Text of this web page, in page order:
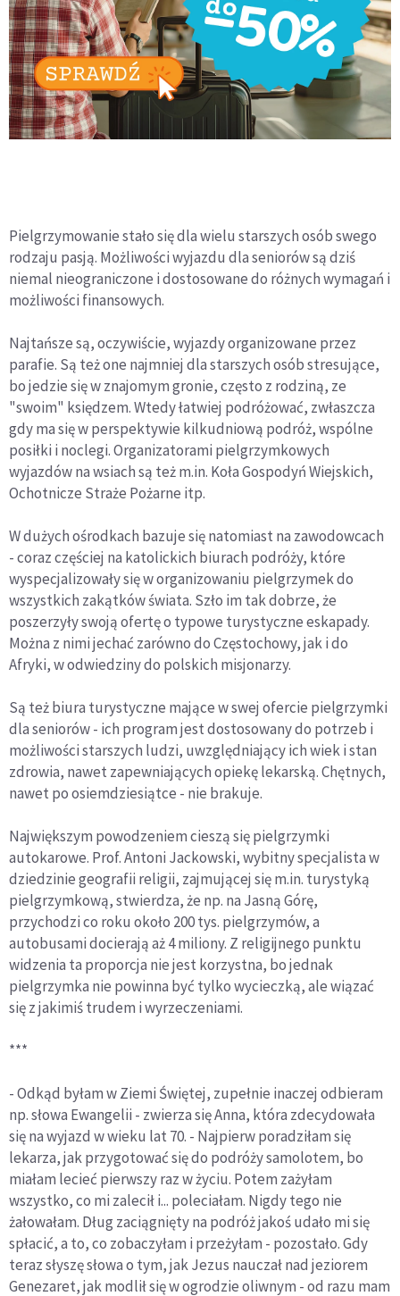
Pielgrzymowanie stało się dla wielu starszych osób swego
rodzaju pasją. Możliwości wyjazdu dla seniorów są dziś
niemal nieograniczone i dostosowane do różnych wymagań i
możliwości finansowych.
Najtańsze są, oczywiście, wyjazdy organizowane przez
parafie. Są też one najmniej dla starszych osób stresujące,
bo jedzie się w znajomym gronie, często z rodziną, ze
"swoim" księdzem. Wtedy łatwiej podróżować, zwłaszcza
gdy ma się w perspektywie kilkudniową podróż, wspólne
posiłki i noclegi. Organizatorami pielgrzymkowych
wyjazdów na wsiach są też m.in. Koła Gospodyń Wiejskich,
Ochotnicze Straże Pożarne itp.
W dużych ośrodkach bazuje się natomiast na zawodowcach
- coraz częściej na katolickich biurach podróży, które
wyspecjalizowały się w organizowaniu pielgrzymek do
wszystkich zakątków świata. Szło im tak dobrze, że
poszerzyły swoją ofertę o typowe turystyczne eskapady.
Można z nimi jechać zarówno do Częstochowy, jak i do
Afryki, w odwiedziny do polskich misjonarzy.
Są też biura turystyczne mające w swej ofercie pielgrzymki
dla seniorów - ich program jest dostosowany do potrzeb i
możliwości starszych ludzi, uwzględniający ich wiek i stan
zdrowia, nawet zapewniających opiekę lekarską. Chętnych,
nawet po osiemdziesiątce - nie brakuje.
Największym powodzeniem cieszą się pielgrzymki
autokarowe. Prof. Antoni Jackowski, wybitny specjalista w
dziedzinie geografii religii, zajmującej się m.in. turystyką
pielgrzymkową, stwierdza, że np. na Jasną Górę,
przychodzi co roku około 200 tys. pielgrzymów, a
autobusami docierają aż 4 miliony. Z religijnego punktu
widzenia ta proporcja nie jest korzystna, bo jednak
pielgrzymka nie powinna być tylko wycieczką, ale wiązać
się z jakimiś trudem i wyrzeczeniami.
***
- Odkąd byłam w Ziemi Świętej, zupełnie inaczej odbieram
np. słowa Ewangelii - zwierza się Anna, która zdecydowała
się na wyjazd w wieku lat 70. - Najpierw poradziłam się
lekarza, jak przygotować się do podróży samolotem, bo
miałam lecieć pierwszy raz w życiu. Potem zażyłam
wszystko, co mi zalecił i... poleciałam. Nigdy tego nie
żałowałam. Dług zaciągnięty na podróż jakoś udało mi się
spłacić, a to, co zobaczyłam i przeżyłam - pozostało. Gdy
teraz słyszę słowa o tym, jak Jezus nauczał nad jeziorem
Genezaret, jak modlił się w ogrodzie oliwnym - od razu mam